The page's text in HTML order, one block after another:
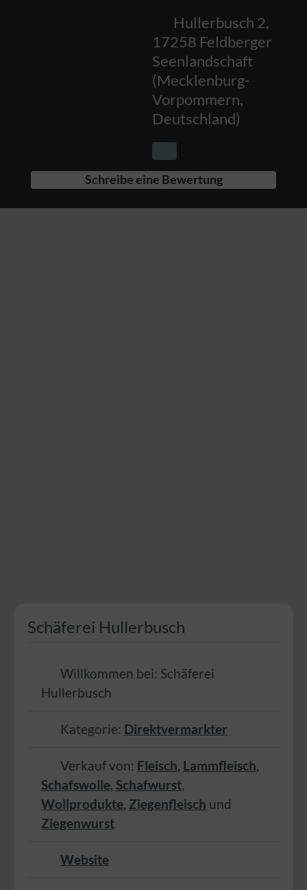
Hullerbusch 2,
17258 Feldberger
Seenlandschaft
(Mecklenburg-
Vorpommern,
Deutschland)
Schreibe eine Bewertung
Schäferei Hullerbusch
Willkommen bei: Schäferei
Hullerbusch
Kategorie: Direktvermarkter
Verkauf von: Fleisch, Lammfleisch,
Schafswolle, Schafwurst,
Wollprodukte, Ziegenfleisch und
Ziegenwurst
Website